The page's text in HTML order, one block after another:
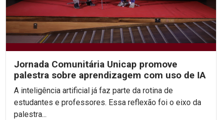
Jornada Comunitária Unicap promove
palestra sobre aprendizagem com uso de IA
A inteligência artificial já faz parte da rotina de
estudantes e professores. Essa reflexão foi o eixo da
palestra...